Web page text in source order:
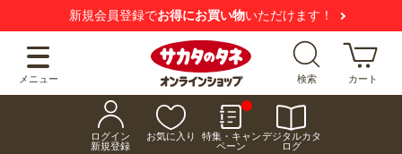
新規会員登録でお得にお買い物いただけます！
メニュー 検索 カート
ログイン
新規登録
お気に入り
特集・キャン
ペーン
デジタルカタ
ログ